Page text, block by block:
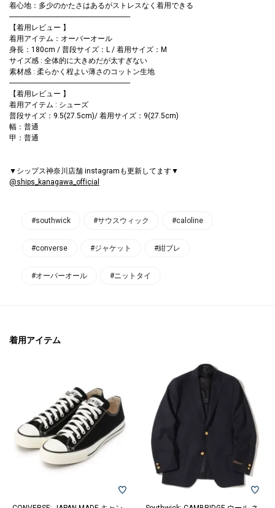
着心地：多少のかたさはあるがストレスなく着用できる
------------------------------------------------------------------
【着用レビュー 】
着用アイテム：オーバーオール
身長：180cm / 普段サイズ：L / 着用サイズ：M
サイズ感 : 全体的に大きめだが太すぎない
素材感 : 柔らかく程よい薄さのコットン生地
------------------------------------------------------------------
【着用レビュー 】
着用アイテム : シューズ
普段サイズ：9.5(27.5cm)/ 着用サイズ：9(27.5cm)
幅：普通
甲：普通
▼シップス神奈川店舗 instagramも更新してます▼
@ships_kanagawa_official
#southwick #サウスウィック #caloline
#converse #ジャケット #紺ブレ
#オーバーオール #ニットタイ
着用アイテム